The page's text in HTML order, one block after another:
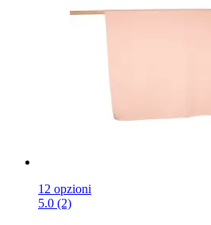
12 opzioni
5.0 (2)